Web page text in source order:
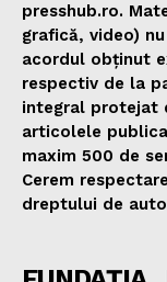
presshub.ro.
grafică, video)
acordul obținut
respectiv de la
integral protejat
articolele
maxim 500 de
Cerem
dreptului de